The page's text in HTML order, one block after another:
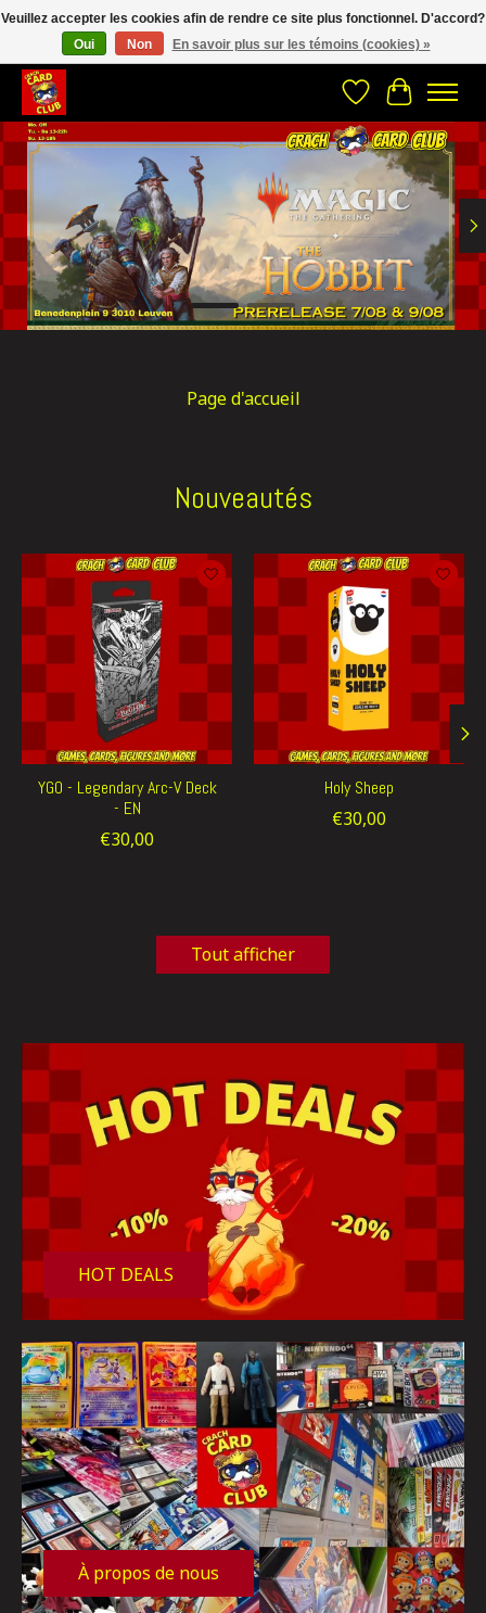
CRACH CARD CLUB , The best place to Geek out!
Liste dePanier
Hero slideshow items
Page d'accueil
Nouveautés
Articles du carrousel de produits
YGO - Legendary Arc-V Deck
- EN
€30,00
Holy Sheep
€30,00
Tout afficher
HOT DEALS
À propos de nous
Veuillez accepter les cookies afin de rendre ce site plus fonctionnel. D'accord?
Oui
Non En savoir plus sur les témoins (cookies) »